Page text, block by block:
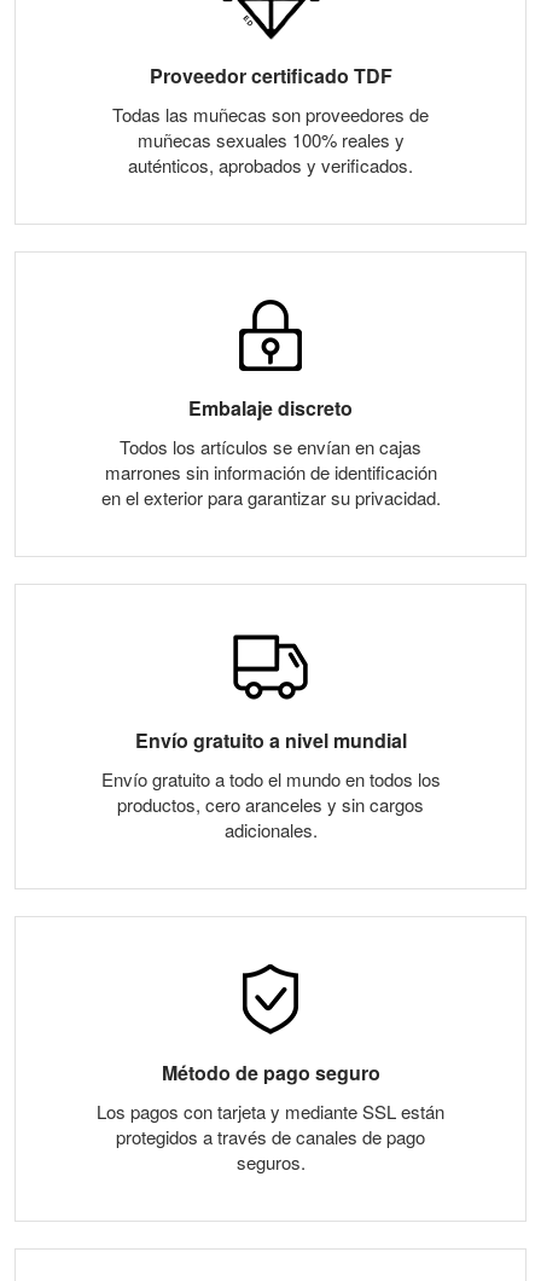
Proveedor certificado TDF
Todas las muñecas son proveedores de
muñecas sexuales 100% reales y
auténticos, aprobados y verificados.
Embalaje discreto
Todos los artículos se envían en cajas
marrones sin información de identificación
en el exterior para garantizar su privacidad.
Envío gratuito a nivel mundial
Envío gratuito a todo el mundo en todos los
productos, cero aranceles y sin cargos
adicionales.
Método de pago seguro
Los pagos con tarjeta y mediante SSL están
protegidos a través de canales de pago
seguros.